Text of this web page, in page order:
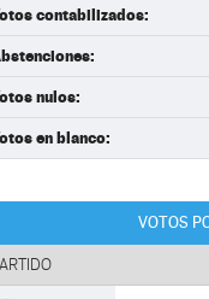
contabilizados:
nulos:
en blanco:
VOTOS